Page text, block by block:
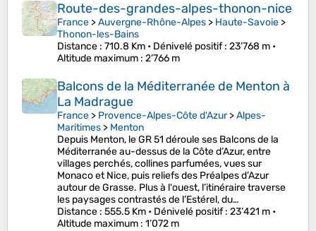
Route-des-grandes-alpes-thonon-nice
France >Auvergne-Rhône-Alpes > Haute-Savoie >
Thonon-les-Bains
Distance : 710.8 Km • Dénivelé positif: 23’768 m •
Altitude maximum : 2’766 m
Balcons de la Méditerranée de Menton à
La Madrague
France > Provence-Alpes-Côte d'Azur>Alpes-
Maritimes > Menton
Depuis Menton, le GR 51 déroule ses Balcons de la
Méditerranée au-dessus de la Côte d’Azur, entre
villages perchés, collines parfumées, vues sur
Monaco et Nice, puis reliefs des Préalpes d’Azur
autour de Grasse. Plus à l'ouest, l’itinéraire traverse
les paysages contrastés de l’Estérel, du…
Distance : 555.5 Km • Dénivelé positif: 23’421 m •
Altitude maximum : 1’072 m